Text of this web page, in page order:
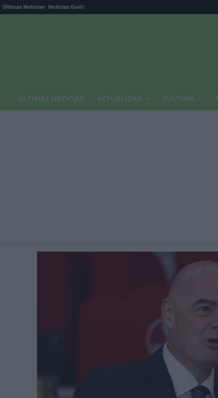
Últimas Noticias- Noticias Que!:
ÚLTIMAS NOTICIAS ACTUALIDAD CULTURA